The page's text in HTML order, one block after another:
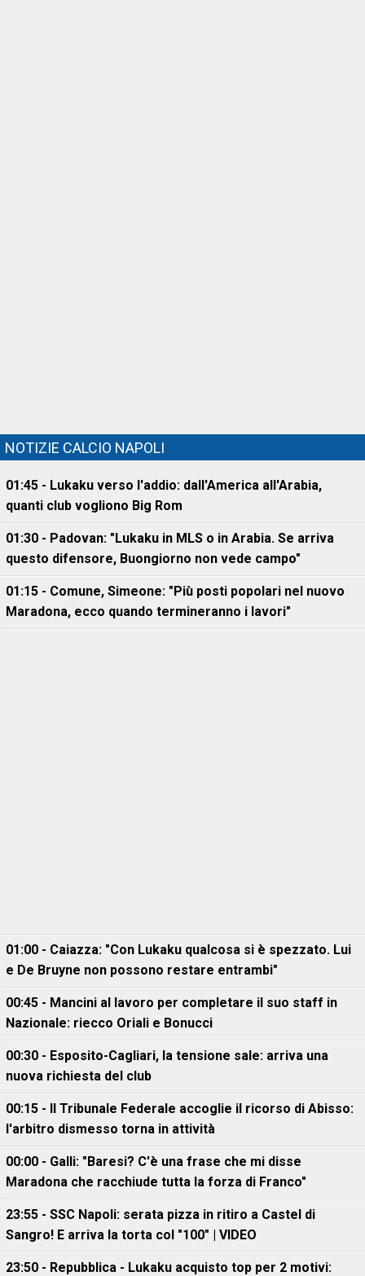
NOTIZIE CALCIO NAPOLI
01:45 - Lukaku verso l'addio: dall'America all'Arabia,
quanti club vogliono Big Rom
01:30 - Padovan: "Lukaku in MLS o in Arabia. Se arriva
questo difensore, Buongiorno non vede campo"
01:15 - Comune, Simeone: "Più posti popolari nel nuovo
Maradona, ecco quando termineranno i lavori"
01:00 - Caiazza: "Con Lukaku qualcosa si è spezzato. Lui
e De Bruyne non possono restare entrambi"
00:45 - Mancini al lavoro per completare il suo staff in
Nazionale: riecco Oriali e Bonucci
00:30 - Esposito-Cagliari, la tensione sale: arriva una
nuova richiesta del club
00:15 - Il Tribunale Federale accoglie il ricorso di Abisso:
l'arbitro dismesso torna in attività
00:00 - Galli: "Baresi? C'è una frase che mi disse
Maradona che racchiude tutta la forza di Franco"
23:55 - SSC Napoli: serata pizza in ritiro a Castel di
Sangro! E arriva la torta col "100" | VIDEO
23:50 - Repubblica - Lukaku acquisto top per 2 motivi: